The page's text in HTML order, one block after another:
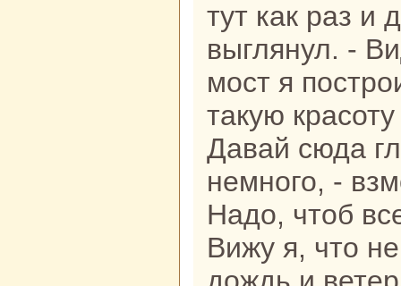
тут как paз и
выглянул. -
мост я
такую
Давай сюда
немного, -
Надо, чтоб
Вижу я, что